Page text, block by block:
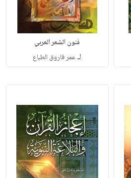
فنون الشعر العربي
لـعمر فاروق الطباع